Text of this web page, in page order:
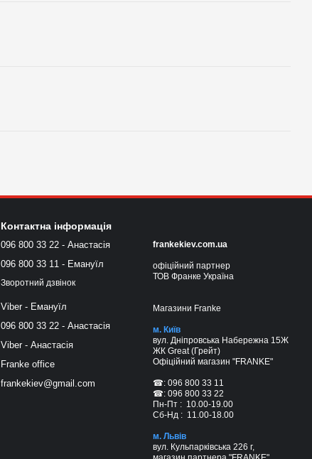
Контактна інформація
096 800 33 22 - Анастасія
096 800 33 11 - Емануїл
Зворотний дзвінок
Viber - Емануїл
096 800 33 22 - Анастасія
Viber - Анастасія
Franke office
frankekiev@gmail.com
frankekiev.com.ua
офіційний партнер
ТОВ Франке Україна
Магазини Franke
м. Київ
вул. Дніпровська Набережна 15Ж
ЖК Great (Грейт)
Офіційний магазин "FRANKE"
☎: 096 800 33 11
☎: 096 800 33 22
Пн-Пт : 10.00-19.00
Сб-Нд : 11.00-18.00
м. Львів
вул. Кульпарківська 226 г,